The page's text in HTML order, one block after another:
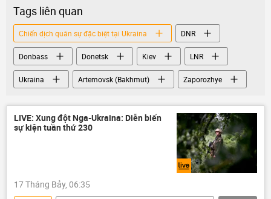
Nga
Bộ Quốc phòng Nga
xung đột quân sự
xung đột
Quân sự
DNR
LNR
Zaporozhye
thi thể
Infographics
Tags liên quan
Chiến dịch quân sự đặc biệt tại Ukraina DNR
Donbass Donetsk Kiev LNR
Ukraina Artemovsk (Bakhmut) Zaporozhye
LIVE: Xung đột Nga-Ukraina: Diễn biến
sự kiện tuần thứ 230
17 Tháng Bảy, 06:35